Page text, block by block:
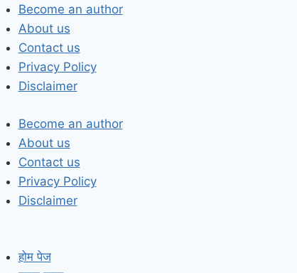
Skip
to
content
Become an author
About us
Contact us
Privacy Policy
Disclaimer
Become an author
About us
Contact us
Privacy Policy
Disclaimer
होम पेज